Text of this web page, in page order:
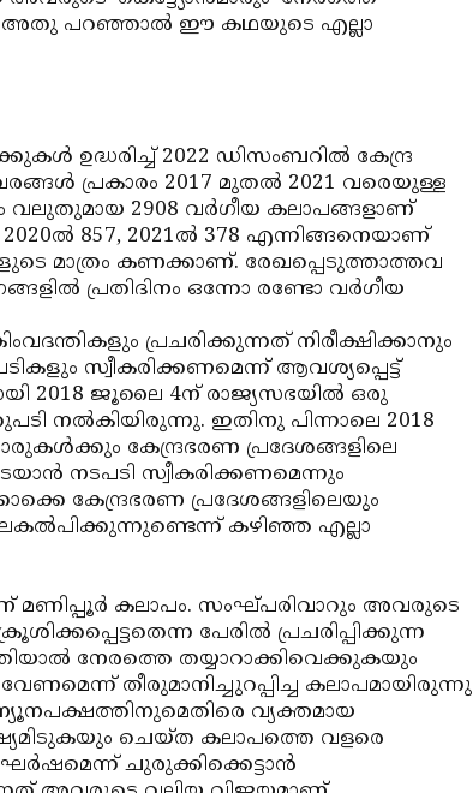
അതു പറഞ്ഞാല്‍ ഈ കഥയുടെ എല്ലാ
2022 ഡിസംബറില്‍ കേന്ദ്ര
പ്രകാരം 2017 മുതല്‍ 2021 വരെയുള്ള
2908 വര്‍ഗീയ കലാപങ്ങളാണ്
2020ല്‍ 857, 2021ല്‍ 378 എന്നിങ്ങനെയാണ്
മാത്രം കണക്കാണ്. രേഖപ്പെടുത്താത്തവ
പ്രതിദിനം ഒന്നോ രണ്ടോ വര്‍ഗീയ
പ്രചരിക്കുന്നത് നിരീക്ഷിക്കാനും
സ്വീകരിക്കണമെന്ന് ആവശ്യപ്പെട്ട്
2018 ജൂലൈ 4ന് രാജ്യസഭയില്‍ ഒരു
നല്‍കിയിരുന്നു. ഇതിനു പിന്നാലെ 2018
കേന്ദ്രഭരണ പ്രദേശങ്ങളിലെ
നടപടി സ്വീകരിക്കണമെന്നും
കേന്ദ്രഭരണ പ്രദേശങ്ങളിലെയും
കഴിഞ്ഞ എല്ലാ
മണിപ്പൂര്‍ കലാപം. സംഘ്പരിവാറും അവരുടെ
പേരില്‍ പ്രചരിപ്പിക്കുന്ന
നേരത്തെ തയ്യാറാക്കിവെക്കുകയും
തീരുമാനിച്ചുറപ്പിച്ച കലാപമായിരുന്നു
വ്യക്തമായ
ചെയ്ത കലാപത്തെ വളരെ
ചുരുക്കിക്കെട്ടാന്‍